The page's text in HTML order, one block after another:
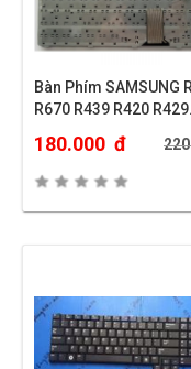
Bàn Phím SAMSUNG
R670 R439 R420
180.000 đ